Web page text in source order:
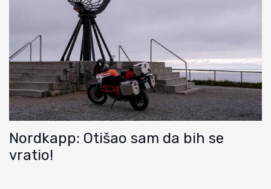
Nordkapp: Otišao sam da bih se
vratio!